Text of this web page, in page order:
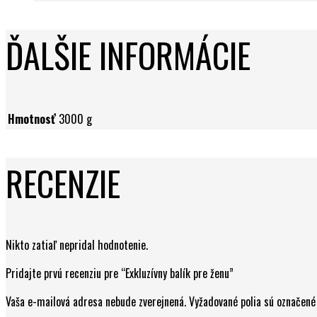
ĎALŠIE INFORMÁCIE
Hmotnosť 3000 g
RECENZIE
Nikto zatiaľ nepridal hodnotenie.
Pridajte prvú recenziu pre “Exkluzívny balík pre ženu”
Vaša e-mailová adresa nebude zverejnená.Vyžadované polia sú